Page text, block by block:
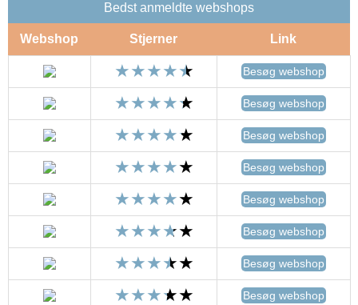
Bedst anmeldte webshops
Webshop Stjerner Link
Besøg webshop
Besøg webshop
Besøg webshop
Besøg webshop
Besøg webshop
Besøg webshop
Besøg webshop
Besøg webshop